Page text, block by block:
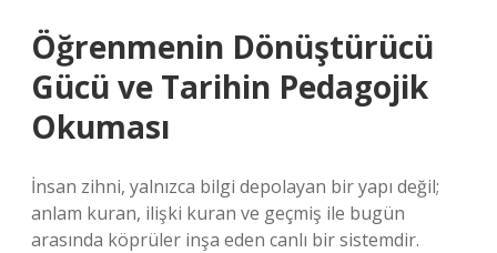
Öğrenmenin Dönüştürücü
Gücü ve Tarihin Pedagojik
Okuması
İnsan zihni, yalnızca bilgi depolayan bir yapı değil;
anlam kuran, ilişki kuran ve geçmiş ile bugün
arasında köprüler inşa eden canlı bir sistemdir.